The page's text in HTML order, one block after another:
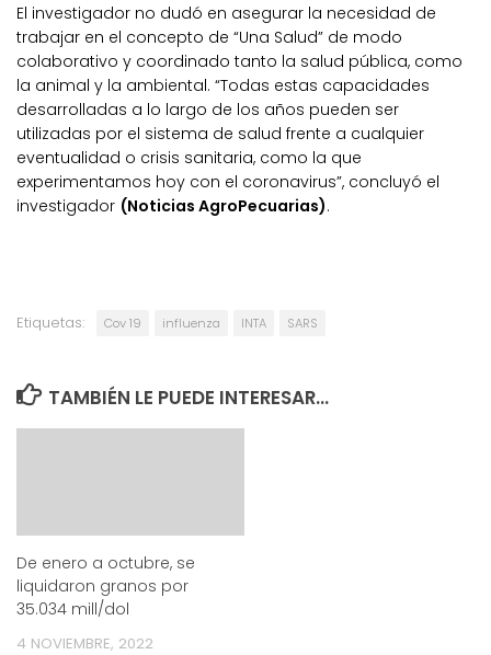
El investigador no dudó en asegurar la necesidad de
trabajar en el concepto de “Una Salud” de modo
colaborativo y coordinado tanto la salud pública, como
la animal y la ambiental. “Todas estas capacidades
desarrolladas a lo largo de los años pueden ser
utilizadas por el sistema de salud frente a cualquier
eventualidad o crisis sanitaria, como la que
experimentamos hoy con el coronavirus”, concluyó el
investigador (Noticias AgroPecuarias).
Etiquetas: Cov 19 influenza INTA SARS
TAMBIÉN LE PUEDE INTERESAR...
De enero a octubre, se
liquidaron granos por
35.034 mill/dol
4 NOVIEMBRE, 2022